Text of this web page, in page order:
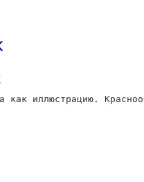
как иллюстрацию.